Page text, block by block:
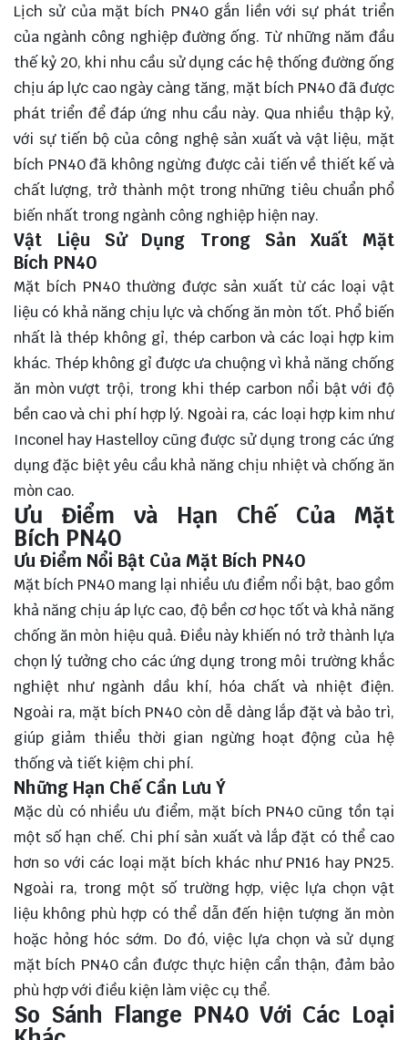
Lịch sử của mặt bích PN40 gắn liền với sự phát triển
của ngành công nghiệp đường ống. Từ những năm đầu
thế kỷ 20, khi nhu cầu sử dụng các hệ thống đường ống
chịu áp lực cao ngày càng tăng, mặt bích PN40 đã được
phát triển để đáp ứng nhu cầu này. Qua nhiều thập kỷ,
với sự tiến bộ của công nghệ sản xuất và vật liệu, mặt
bích PN40 đã không ngừng được cải tiến về thiết kế và
chất lượng, trở thành một trong những tiêu chuẩn phổ
biến nhất trong ngành công nghiệp hiện nay.
Vật Liệu Sử Dụng Trong Sản Xuất Mặt
Bích PN40
Mặt bích PN40 thường được sản xuất từ các loại vật
liệu có khả năng chịu lực và chống ăn mòn tốt. Phổ biến
nhất là thép không gỉ, thép carbon và các loại hợp kim
khác. Thép không gỉ được ưa chuộng vì khả năng chống
ăn mòn vượt trội, trong khi thép carbon nổi bật với độ
bền cao và chi phí hợp lý. Ngoài ra, các loại hợp kim như
Inconel hay Hastelloy cũng được sử dụng trong các ứng
dụng đặc biệt yêu cầu khả năng chịu nhiệt và chống ăn
mòn cao.
Ưu Điểm và Hạn Chế Của Mặt
Bích PN40
Ưu Điểm Nổi Bật Của Mặt Bích PN40
Mặt bích PN40 mang lại nhiều ưu điểm nổi bật, bao gồm
khả năng chịu áp lực cao, độ bền cơ học tốt và khả năng
chống ăn mòn hiệu quả. Điều này khiến nó trở thành lựa
chọn lý tưởng cho các ứng dụng trong môi trường khắc
nghiệt như ngành dầu khí, hóa chất và nhiệt điện.
Ngoài ra, mặt bích PN40 còn dễ dàng lắp đặt và bảo trì,
giúp giảm thiểu thời gian ngừng hoạt động của hệ
thống và tiết kiệm chi phí.
Những Hạn Chế Cần Lưu Ý
Mặc dù có nhiều ưu điểm, mặt bích PN40 cũng tồn tại
một số hạn chế. Chi phí sản xuất và lắp đặt có thể cao
hơn so với các loại mặt bích khác như PN16 hay PN25.
Ngoài ra, trong một số trường hợp, việc lựa chọn vật
liệu không phù hợp có thể dẫn đến hiện tượng ăn mòn
hoặc hỏng hóc sớm. Do đó, việc lựa chọn và sử dụng
mặt bích PN40 cần được thực hiện cẩn thận, đảm bảo
phù hợp với điều kiện làm việc cụ thể.
So Sánh Flange PN40 Với Các Loại